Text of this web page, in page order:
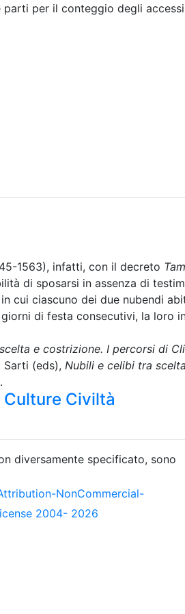
per il conteggio degli
1563), infatti, con il decreto
di sposarsi in assenza di
cui ciascuno dei due nubendi
di festa consecutivi, la loro
e costrizione. I percorsi di
Sarti (eds), Nubili e celibi tra
Civiltà
diversamente specificato, sono
NonCommercial-
2004- 2026